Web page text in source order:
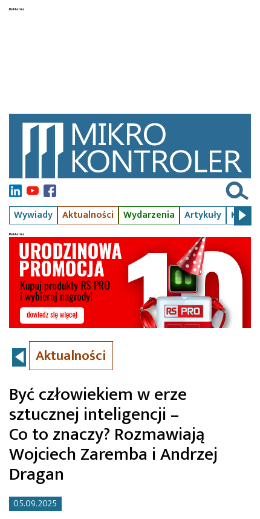
Wywiady Aktualności Wydarzenia Artykuły Kursy
Aktualności
Być człowiekiem w erze
sztucznej inteligencji –
Co to znaczy? Rozmawiają
Wojciech Zaremba i Andrzej
Dragan
05.09.2025